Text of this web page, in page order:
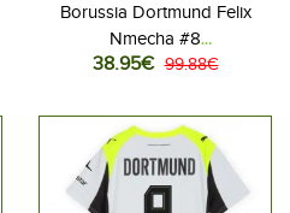
Borussia Dortmund Felix
Nmecha #8
Jalkapallovaatteet
Lyhythihainen
38.95€ 99.88€